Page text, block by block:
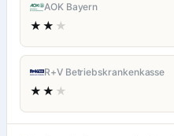
AOK Bayern
★★ ★
R+V Betriebskrankenkasse
★★ ★